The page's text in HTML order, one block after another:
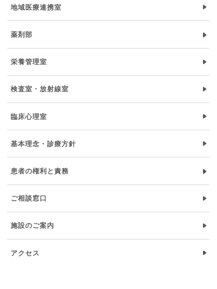
地域医療連携室
薬剤部
栄養管理室
検査室・放射線室
臨床心理室
基本理念・診療方針
患者の権利と責務
ご相談窓口
施設のご案内
アクセス